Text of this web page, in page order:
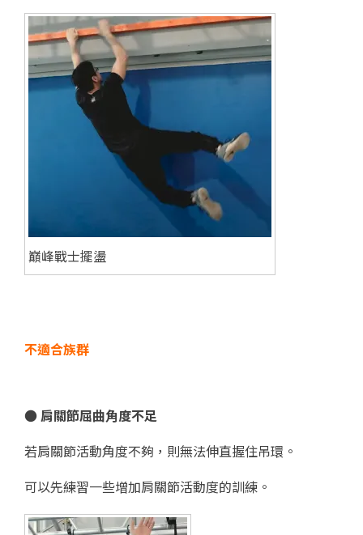
巔峰戰士擺盪
不適合族群
● 肩關節屈曲角度不足
若肩關節活動角度不夠，則無法伸直握住吊環。
可以先練習一些增加肩關節活動度的訓練。